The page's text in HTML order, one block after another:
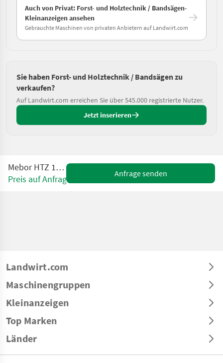
Auch von Privat: Forst- und Holztechnik / Bandsägen-
Kleinanzeigen ansehen
Gebrauchte Maschinen von privaten Anbietern auf Landwirt.com
Sie haben Forst- und Holztechnik / Bandsägen zu
verkaufen?
Auf Landwirt.com erreichen Sie über 545.000 registrierte Nutzer.
Jetzt inserieren
Mebor HTZ 1200 PLUS
Preis auf Anfrage
Anfrage senden
Landwirt.com
Maschinengruppen
Kleinanzeigen
Top Marken
Länder